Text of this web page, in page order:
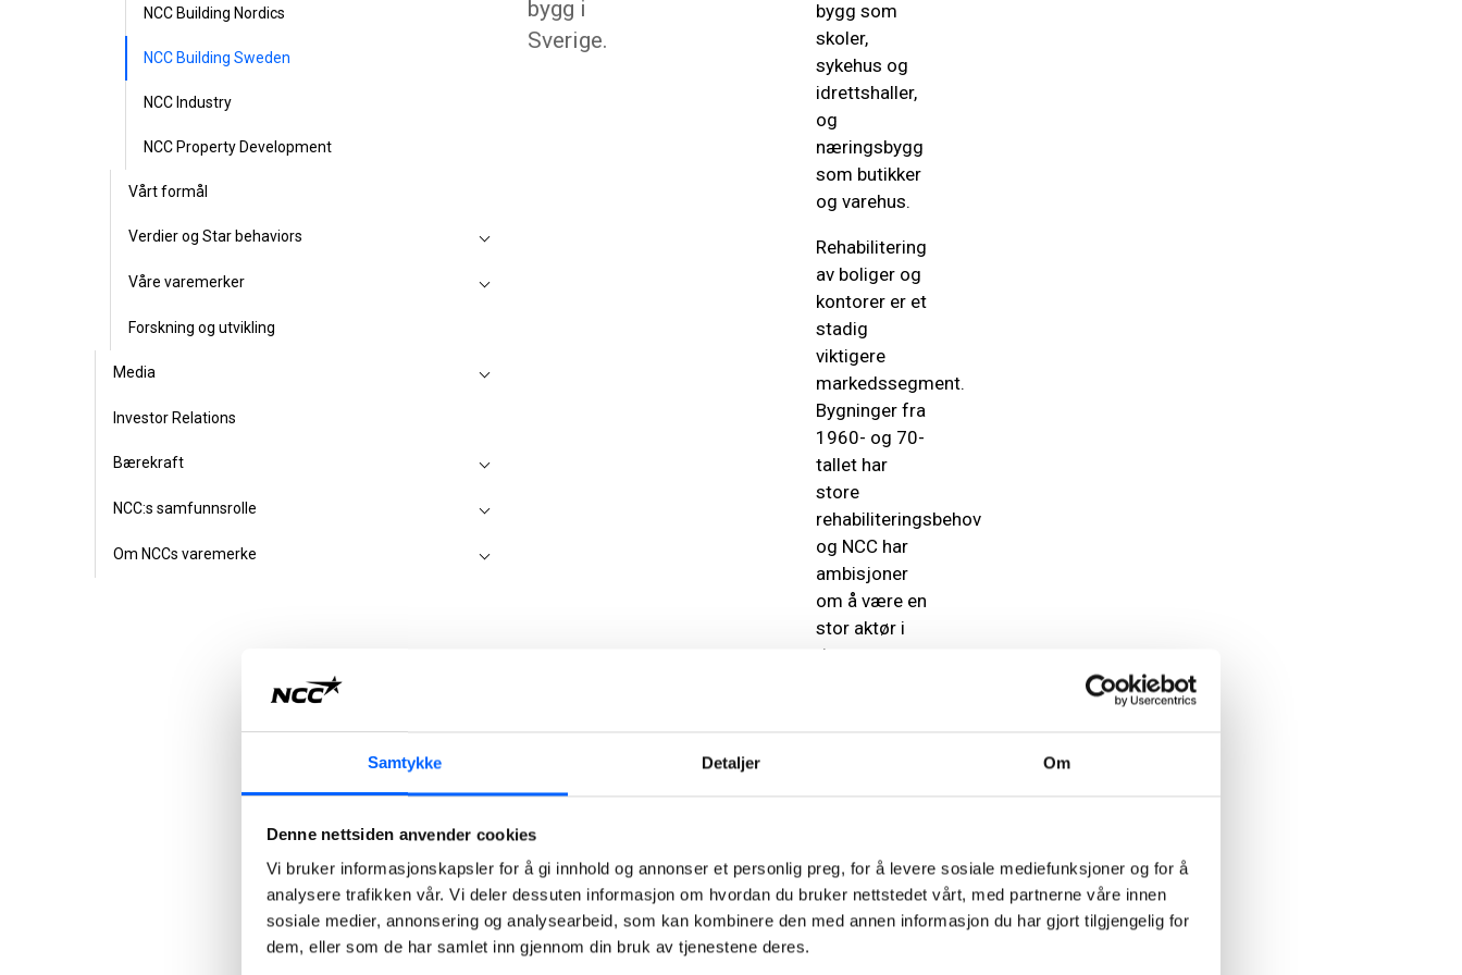
Samtykke Detaljer Om
Denne nettsiden anvender cookies
Vi bruker informasjonskapsler for å gi innhold og annonser et personlig preg, for å levere sosiale mediefunksjoner og for å
analysere trafikken vår. Vi deler dessuten informasjon om hvordan du bruker nettstedet vårt, med partnerne våre innen
sosiale medier, annonsering og analysearbeid, som kan kombinere den med annen informasjon du har gjort tilgjengelig for
dem, eller som de har samlet inn gjennom din bruk av tjenestene deres.
NCC Building Nordics
NCC Building Sweden
NCC Industry
NCC Property Development
Vårt formål
Verdier og Star behaviors
Våre varemerker
Forskning og utvikling
Media
Investor Relations
Bærekraft
NCC:s samfunnsrolle
Om NCCs varemerke
bygg i
Sverige.
bygg som
skoler,
sykehus og
idrettshaller,
og
næringsbygg
som butikker
og varehus.
Rehabilitering
av boliger og
kontorer er et
stadig
viktigere
markedssegment.
Bygninger fra
1960- og 70-
tallet har
store
rehabiliteringsbehov
og NCC har
ambisjoner
om å være en
stor aktør i
dette
Med et høyt
og
kundefokuserte
samspills- og